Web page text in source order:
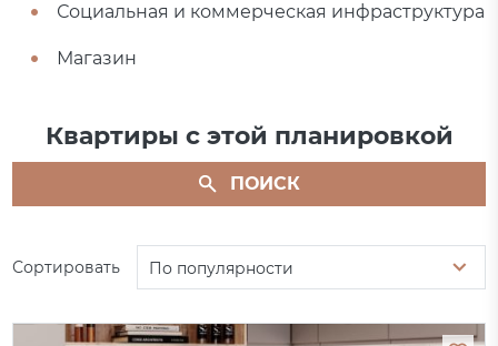
Социальная и коммерческая инфраструктура
Магазин
Квартиры с этой планировкой
ПОИСК
Сортировать По популярности